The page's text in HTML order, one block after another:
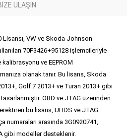
ULAŞIN
VW ve Skoda Johnson
70F3426+95128 işlemcileriyle
ve EEPROM
olanak tanır. Bu lisans, Skoda
Golf 7 2013+ ve Turan 2013+ gibi
OBD ve JTAG üzerinden
bu lisans, UHDS ve JTAG
numaraları arasında 3G0920741,
gibi modeller desteklenir.